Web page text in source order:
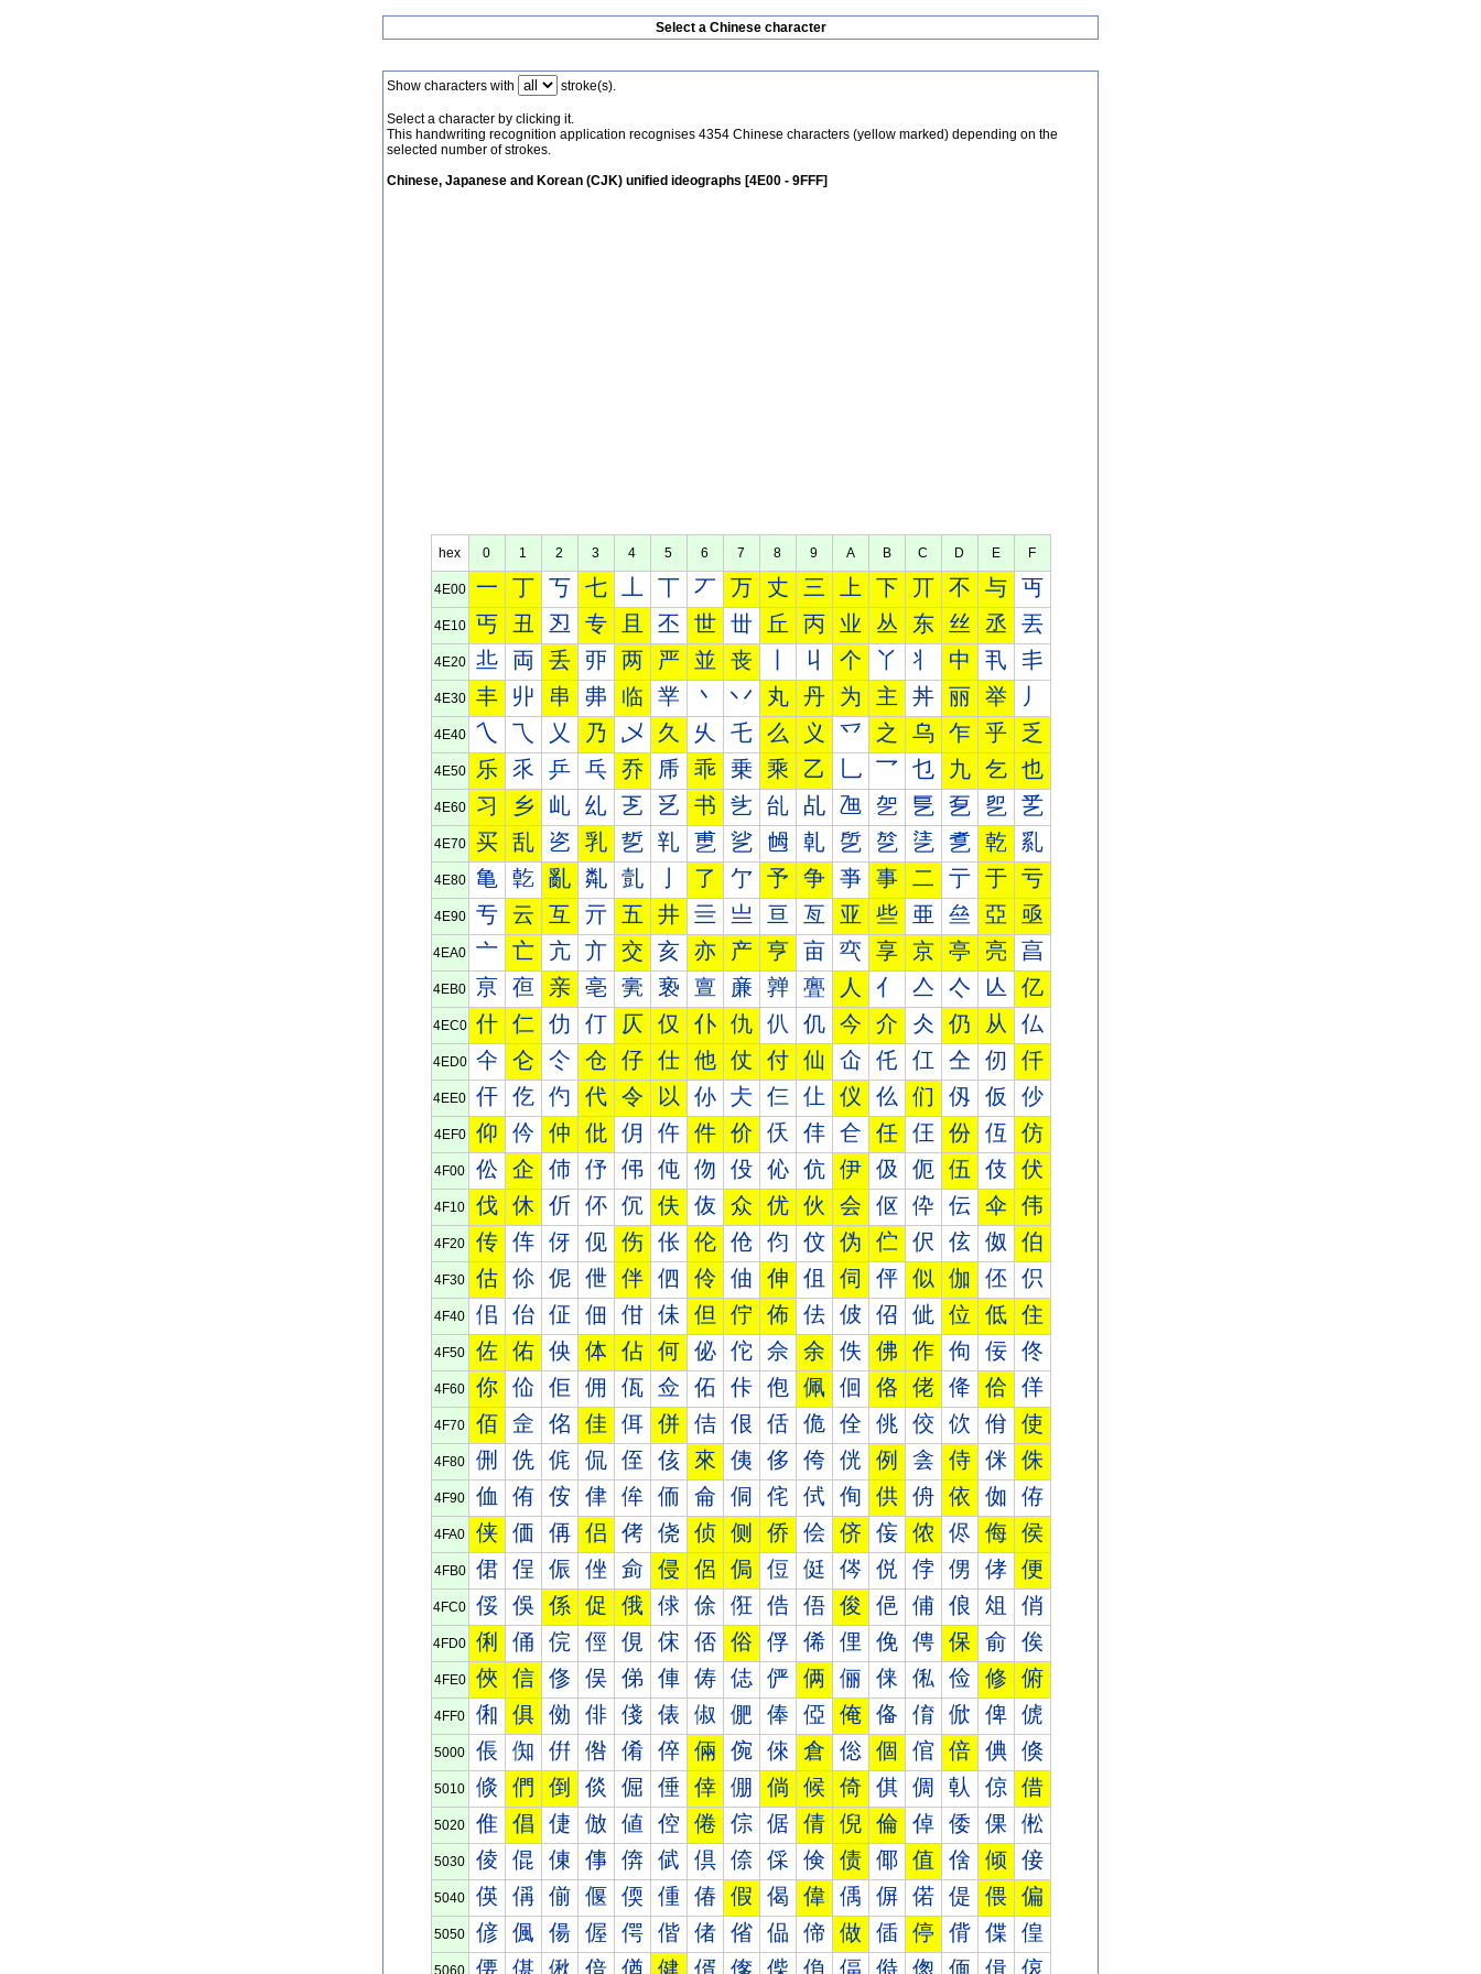
Select a Chinese character
Show characters with stroke(s).
Select a character by clicking it.
This handwriting recognition application recognises 4354 Chinese characters (yellow marked) depending on the
selected number of strokes.
Chinese, Japanese and Korean (CJK) unified ideographs [4E00 - 9FFF]
hex 0 1 2 3 4 5 6 7 8 9 A B C D E F
4E00 一 丁 丂 七 丅 丆 万 丈 三 上 下 丌 不 与 丏
4E10 丐 丑 丒 专 且 丕 世 丗 丘 丙 业 丛 东 丝 丞 丟
4E20 丠 両 丢 丣 两 严 並 丧 丩 个 丫 丬 中 丮 丯
4E30 丰 丱 串 丳 临 丵 丶 丷 丸 丹 为 主 丼 丽 举 丿
4E40 乀 乁 乂 乃 乄 久 乆 乇 么 义 乊 之 乌 乍 乎 乏
4E50 乐 乑 乒 乓 乔 乕 乖 乗 乘 乙 乚 乛 乜 九 乞 也
4E60 习 乡 乢 乣 乤 乥 书 乧 乨 乩 乪 乫 乬 乭 乮 乯
4E70 买 乱 乲 乳 乴 乵 乶 乷 乸 乹 乺 乻 乼 乽 乾 乿
4E80 亀 亁 亂 亃 亄 了 亇 予 争 亊 事 二 亍 于 亏
4E90 亐 云 互 亓 五 井 亖 亗 亘 亙 亚 些 亜 亝 亞 亟
4EA0 亠 亡 亢 亣 交 亥 亦 产 亨 亩 亪 享 京 亭 亮 亯
4EB0 亰 亱 亲 亳 亴 亵 亶 亷 亸 亹 人 亻 亼 亽 亾 亿
4EC0 什 仁 仂 仃 仄 仅 仆 仇 仈 仉 今 介 仌 仍 从 仏
4ED0 仐 仑 仒 仓 仔 仕 他 仗 付 仙 仚 仛 仜 仝 仞 仟
4EE0 仠 仡 仢 代 令 以 仦 仧 仨 仩 仪 仫 们 仭 仮 仯
4EF0 仰 仱 仲 仳 仴 仵 件 价 仸 仹 仺 任 仼 份 仾 仿
4F00 伀 企 伂 伃 伄 伅 伆 伇 伈 伉 伊 伋 伌 伍 伎 伏
4F10 伐 休 伒 伓 伔 伕 伖 众 优 伙 会 伛 伜 伝 伞 伟
4F20 传 伡 伢 伣 伤 伥 伦 伧 伨 伩 伪 伫 伬 伭 伮 伯
4F30 估 伱 伲 伳 伴 伵 伶 伷 伸 伹 伺 伻 似 伽 伾 伿
4F40 佀 佁 佂 佃 佄 佅 但 佇 佈 佉 佊 佋 佌 位 低 住
4F50 佐 佑 佒 体 佔 何 佖 佗 佘 余 佚 佛 作 佝 佞 佟
4F60 你 佡 佢 佣 佤 佥 佦 佧 佨 佩 佪 佫 佬 佭 佮 佯
4F70 佰 佱 佲 佳 佴 併 佶 佷 佸 佹 佺 佻 佼 佽 佾 使
4F80 侀 侁 侂 侃 侄 侅 來 侇 侈 侉 侊 例 侌 侍 侎 侏
4F90 侐 侑 侒 侓 侔 侕 侖 侗 侘 侙 侚 供 侜 依 侞 侟
4FA0 侠 価 侢 侣 侤 侥 侦 侧 侨 侩 侪 侫 侬 侭 侮 侯
4FB0 侰 侱 侲 侳 侴 侵 侶 侷 侸 侹 侺 侻 侼 侽 侾 便
4FC0 俀 俁 係 促 俄 俅 俆 俇 俈 俉 俊 俋 俌 俍 俎 俏
4FD0 俐 俑 俒 俓 俔 俕 俖 俗 俘 俙 俚 俛 俜 保 俞 俟
4FE0 俠 信 俢 俣 俤 俥 俦 俧 俨 俩 俪 俫 俬 俭 修 俯
4FF0 俰 俱 俲 俳 俴 俵 俶 俷 俸 俹 俺 俻 俼 俽 俾 俿
5000 倀 倁 倂 倃 倄 倅 倆 倇 倈 倉 倊 個 倌 倍 倎 倏
5010 倐 們 倒 倓 倔 倕 倖 倗 倘 候 倚 倛 倜 倝 倞 借
5020 倠 倡 倢 倣 値 倥 倦 倧 倨 倩 倪 倫 倬 倭 倮 倯
5030 倰 倱 倲 倳 倴 倵 倶 倷 倸 倹 债 倻 值 倽 倾 倿
5040 偀 偁 偂 偃 偄 偅 偆 假 偈 偉 偊 偋 偌 偍 偎 偏
5050 偐 偑 偒 偓 偔 偕 偖 偗 偘 偙 做 偛 停 偝 偞 偟
5060 偠 偡 偢 偣 偤 健 偦 偧 偨 偩 偪 偫 偬 偭 偮 偯